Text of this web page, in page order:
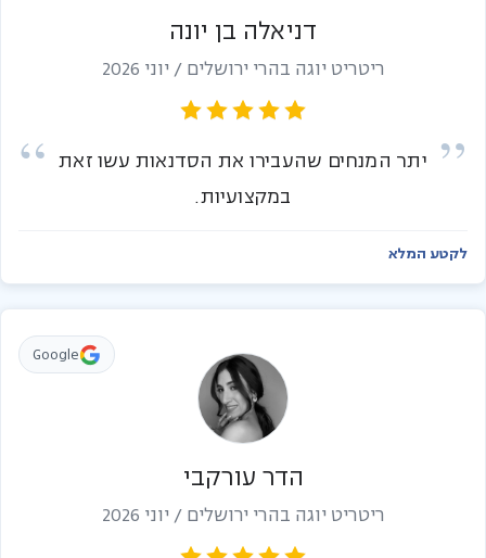
דניאלה בן יונה
ריטריט יוגה בהרי ירושלים / יוני 2026
יתר המנחים שהעבירו את הסדנאות עשו זאת
במקצועיות.
לקטע המלא
הדר עורקבי
ריטריט יוגה בהרי ירושלים / יוני 2026
Google